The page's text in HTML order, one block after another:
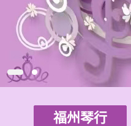
福州琴行